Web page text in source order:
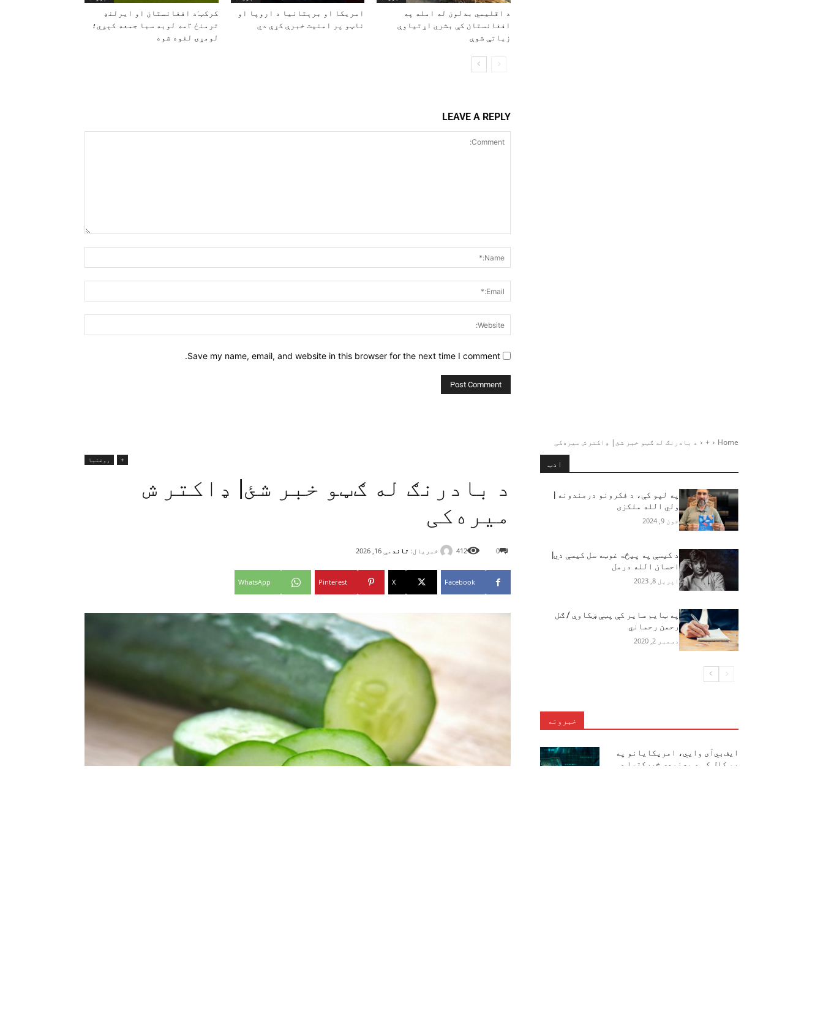
د اقلیمي بدلون له امله په
افغانستان کې بشري اړتیاوې
زیاتې شوې
امریکا او برېتانیا د اروپا او
ناټو پر امنیت خبرې کړې دي
کرکټ:د افغانستان او ایرلنډ
ترمنځ ۲مه لوبه سبا جمعه کېږي؛
لومړۍ لغوه شوه
LEAVE A REPLY
Save my name, email, and website in this browser for the next time I comment.